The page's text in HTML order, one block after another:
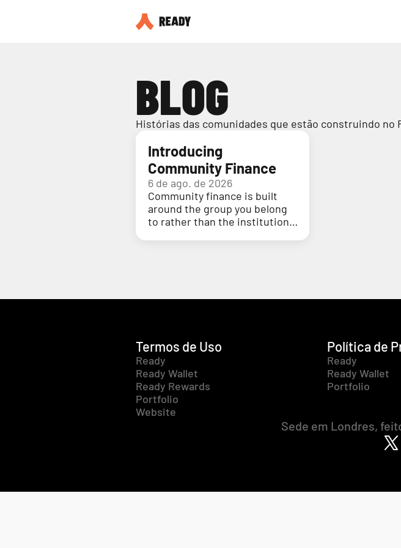
BLOG
Histórias das comunidades que estão construindo no
Introducing
Community Finance
6 de ago. de 2026
Community finance is built
around the group you belong
to rather than the institution
Termos de Uso
Ready
Ready Wallet
Ready Rewards
Portfolio
Website
Política de
Ready
Ready Wallet
Portfolio
Sede em Londres,